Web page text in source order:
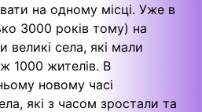
на одному місці. Уже в
3000 років тому) на
великі села, які мали
1000 жителів. В
новому часі
які з часом зростали та